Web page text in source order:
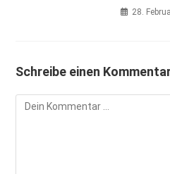
28.
Schreibe einen
Kommentar